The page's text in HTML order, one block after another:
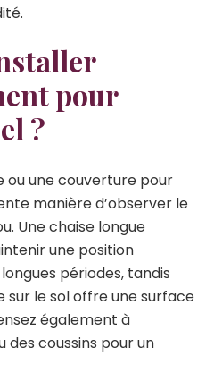
pour
?
ou une couverture pour
manière d’observer le
Une chaise longue
une position
périodes, tandis
sur le sol offre une surface
également à
coussins pour un